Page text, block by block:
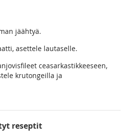
jäähtyä.
asettele lautaselle.
ceasarkastikkeeseen,
krutongeilla ja
reseptit